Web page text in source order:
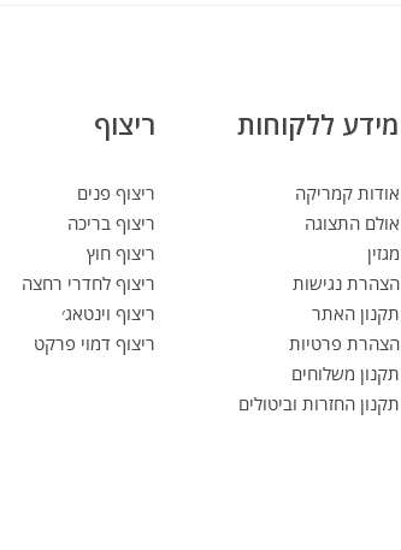
מידע ללקוחות
אודות קמריקה
אולם התצוגה
מגזין
הצהרת נגישות
תקנון האתר
הצהרת פרטיות
תקנון משלוחים
תקנון החזרות וביטולים
ריצוף
ריצוף פנים
ריצוף בריכה
ריצוף חוץ
ריצוף לחדרי רחצה
ריצוף וינטאג׳
ריצוף דמוי פרקט